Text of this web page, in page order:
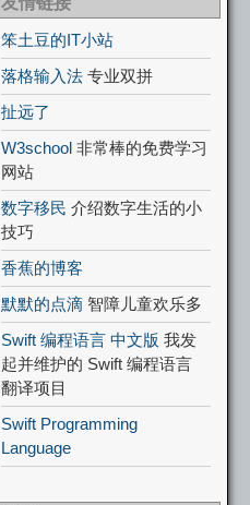
笨土豆的IT小站
落格输入法 专业双拼
扯远了
W3school 非常棒的免费学习
网站
数字移民 介绍数字生活的小
技巧
香蕉的博客
默默的点滴 智障儿童欢乐多
Swift 编程语言 中文版 我发
起并维护的 Swift 编程语言
翻译项目
Swift Programming
Language